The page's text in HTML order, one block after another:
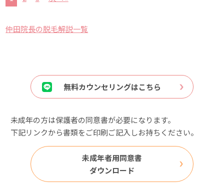
仲田院長の脱毛解説一覧
無料カウンセリングはこちら
未成年の方は保護者の同意書が必要になります。
下記リンクから書類をご印刷ご記入しお持ちください。
未成年者用同意書
ダウンロード